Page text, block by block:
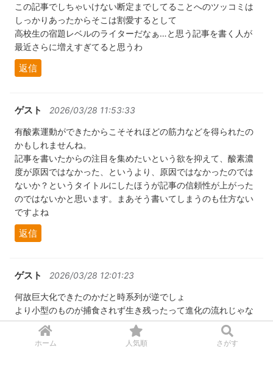
ホーム 人気順 さがす
この記事でしちゃいけない断定までしてることへのツッコミは
しっかりあったからそこは割愛するとして
高校生の宿題レベルのライターだなぁ…と思う記事を書く人が
最近さらに増えすぎてると思うわ
返信
ゲスト 2026/03/28 11:53:33
有酸素運動ができたからこそそれほどの筋力などを得られたの
かもしれませんね。
記事を書いたからの注目を集めたいという欲を抑えて、酸素濃
度が原因ではなかった、というより、原因ではなかったのでは
ないか？というタイトルにしたほうが記事の信頼性が上がった
のではないかと思います。まあそう書いてしまうのも仕方ない
ですよね
返信
ゲスト 2026/03/28 12:01:23
何故巨大化できたのかだと時系列が逆でしょ
より小型のものが捕食されず生き残ったって進化の流れじゃな
いの？
返信